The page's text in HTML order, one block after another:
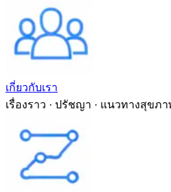
เกี่ยวกับเรา
เรื่องราว · ปรัชญา · แนวทางสุขภ